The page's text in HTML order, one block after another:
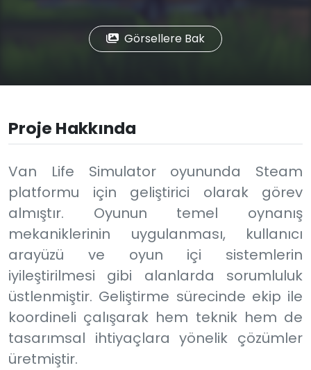
Görsellere Bak
Proje Hakkında
Van Life Simulator oyununda Steam
platformu için geliştirici olarak görev
almıştır. Oyunun temel oynanış
mekaniklerinin uygulanması, kullanıcı
arayüzü ve oyun içi sistemlerin
iyileştirilmesi gibi alanlarda sorumluluk
üstlenmiştir. Geliştirme sürecinde ekip ile
koordineli çalışarak hem teknik hem de
tasarımsal ihtiyaçlara yönelik çözümler
üretmiştir.